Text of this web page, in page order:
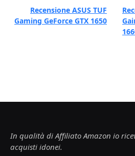
Recensione ASUS TUF
Gaming GeForce GTX 1650
In qualità di Affiliato Amazon io
acquisti idonei.